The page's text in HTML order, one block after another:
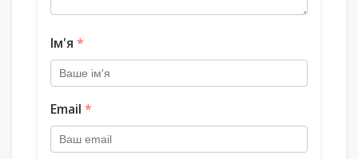
Ім'я *
Email *